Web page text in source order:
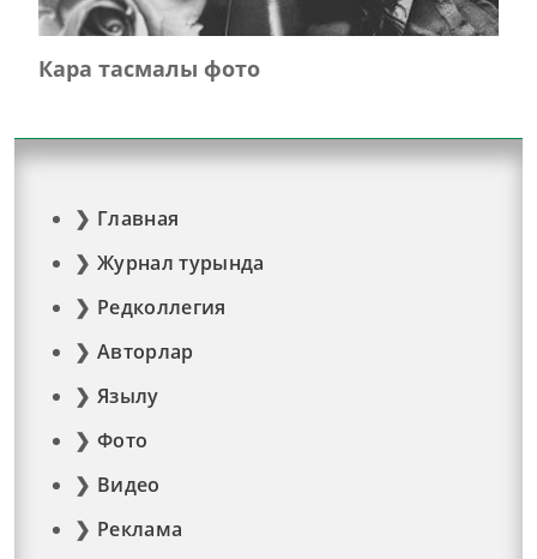
Кара тасмалы фото
Главная
Журнал турында
Редколлегия
Авторлар
Язылу
Фото
Видео
Реклама